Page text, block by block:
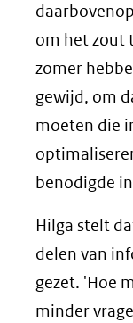
om het zout
zomer
gewijd, om
moeten die
benodigde
Hilga stelt
delen van
gezet. 'Hoe
minder